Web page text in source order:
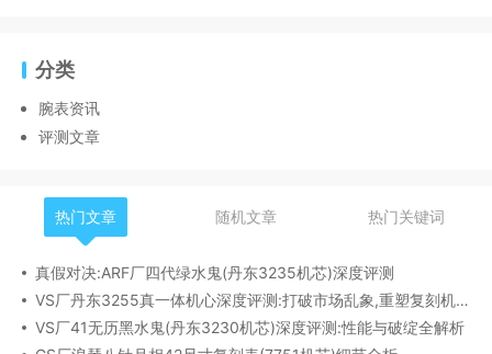
分类
腕表资讯
评测文章
热门文章 随机文章 热门关键词
真假对决:ARF厂四代绿水鬼(丹东3235机芯)深度评测
VS厂丹东3255真一体机心深度评测:打破市场乱象,重塑复刻机芯新标杆​
VS厂41无历黑水鬼(丹东3230机芯)深度评测:性能与破绽全解析